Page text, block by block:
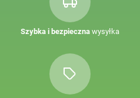
Szybka i bezpiecznawysyłka